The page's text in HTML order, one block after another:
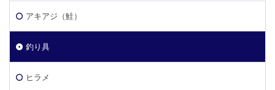
アキアジ（鮭）
釣り具
ヒラメ